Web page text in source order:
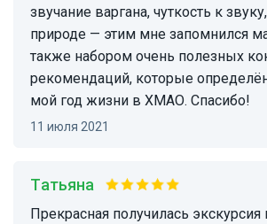
звучание варгана, чуткость к
природе — этим мне запомнился
также набором очень полезных
рекомендаций, которые
мой год жизни в ХМАО. Спасибо!
11 июля 2021
Татьяна
Прекрасная получилась экскурсия по Ханты-